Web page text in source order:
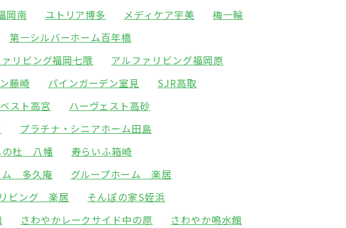
岡南 ユトリア博多 メディケア宇美
梅一輪
第一シルバーホーム百年橋
リビング福岡七隈
アルファリビング福岡原
藤崎 パインガーデン室見
SJR高取
スト高宮
ハーヴェスト高砂
プラチナ・シニアホーム田島
の杜 八幡
寿らいふ箱崎
ム 多久庵
グループホーム 楽居
ビング 楽居
そんぽの家S姪浜
さわやかレークサイド中の原
さわやか鳴水館